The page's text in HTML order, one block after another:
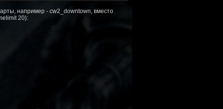
например - cw2_downtown, вместо
20):